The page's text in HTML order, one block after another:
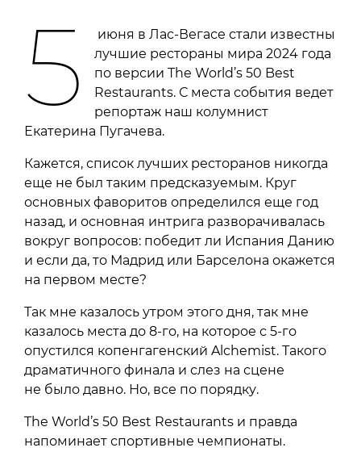
5
июня в Лас-Вегасе стали известны
лучшие рестораны мира 2024 года
по версии The World’s 50 Best
Restaurants. С места события ведет
репортаж наш колумнист
Екатерина Пугачева.
Кажется, список лучших ресторанов никогда
еще не был таким предсказуемым. Круг
основных фаворитов определился еще год
назад, и основная интрига разворачивалась
вокруг вопросов: победит ли Испания Данию
и если да, то Мадрид или Барселона окажется
на первом месте?
Так мне казалось утром этого дня, так мне
казалось места до 8-го, на которое с 5-го
опустился копенгагенский Alchemist. Такого
драматичного финала и слез на сцене
не было давно. Но, все по порядку.
The World’s 50 Best Restaurants и правда
напоминает спортивные чемпионаты.